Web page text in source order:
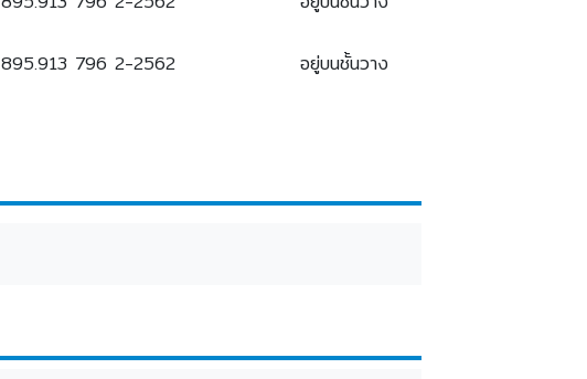
895.913 796 2-2562 อยู่บนชั้นวาง